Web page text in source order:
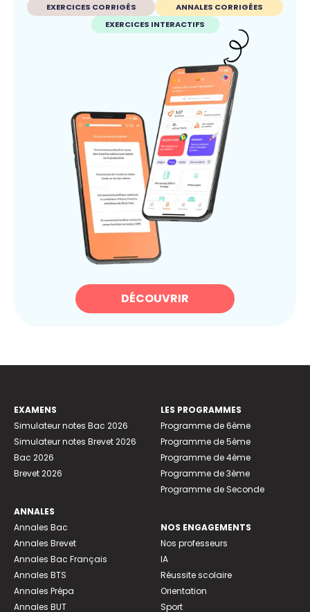
EXERCICES CORRIGÉS
ANNALES CORRIGÉES
EXERCICES INTERACTIFS
DÉCOUVRIR
EXAMENS
Simulateur notes Bac 2026
Simulateur notes Brevet 2026
Bac 2026
Brevet 2026
ANNALES
Annales Bac
Annales Brevet
Annales Bac Français
Annales BTS
Annales Prépa
Annales BUT
LES PROGRAMMES
Programme de 6ème
Programme de 5ème
Programme de 4ème
Programme de 3ème
Programme de Seconde
NOS ENGAGEMENTS
Nos professeurs
IA
Réussite scolaire
Orientation
Sport